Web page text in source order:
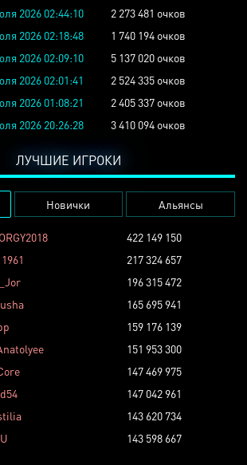
2026 02:44:10
2 273 481 очков
2026 02:18:48
1 740 194 очков
2026 02:09:10
5 137 020 очков
2026 02:01:41
2 524 335 очков
2026 01:08:21
2 405 337 очков
2026 20:26:28 3 410 094 очков
ЛУЧШИЕ ИГРОКИ
Новички Альянсы
422 149 150
217 324 657
196 315 472
165 695 941
159 176 139
151 953 300
147 469 975
147 042 961
143 620 734
143 598 667